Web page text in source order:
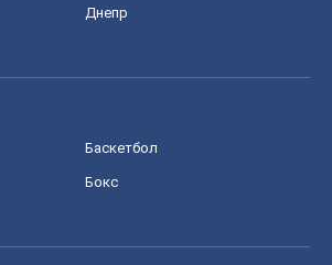
Днепр
Баскетбол
Бокс